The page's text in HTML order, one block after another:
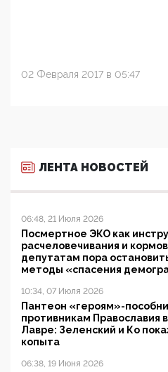
02 Февраля 2017 в 05:47
ЛЕНТА НОВОСТЕЙ
06:48, 21 Июля 2026
Посмертное ЭКО как
расчеловечивания и
депутатам пора
методы «спасения
10:34, 07 Июля 2026
Пантеон «героям»-
противникам Православия
Лавре: Зеленский и Ко
копыта
06:38, 19 Июня 2026